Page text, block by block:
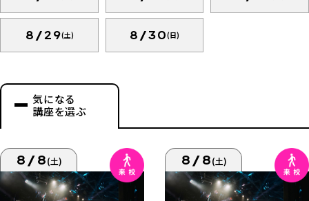
8/29(土) 8/30(日)
気になる
講座を選ぶ
8/8(土) 8/8(土)